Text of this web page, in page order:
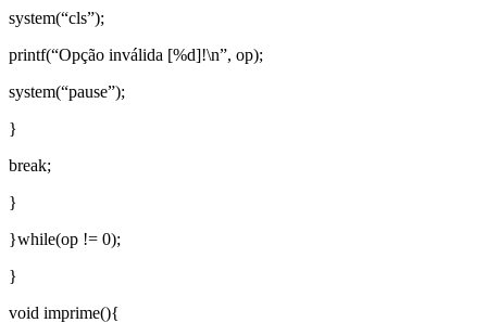
system(“cls”);
printf(“Opção inválida [%d]!\n”, op);
system(“pause”);
}
break;
}
}while(op != 0);
}
void imprime(){